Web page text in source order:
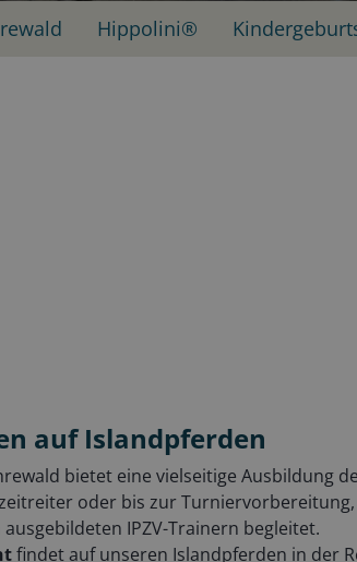
Hippolini®
auf Islandpferden
bietet eine vielseitige Ausbildung
oder bis zur
IPZV-Trainern begleitet.
findet auf unseren Islandpferden in der